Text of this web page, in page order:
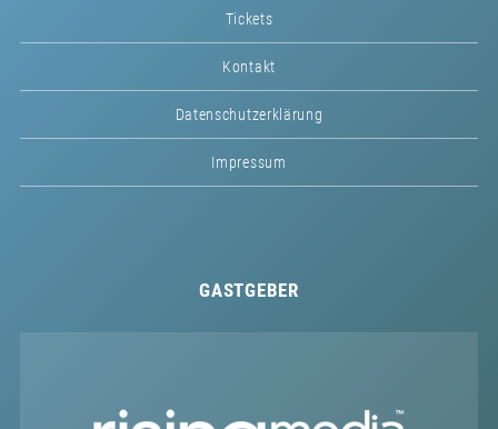
Tickets
Kontakt
Datenschutzerklärung
Impressum
GASTGEBER